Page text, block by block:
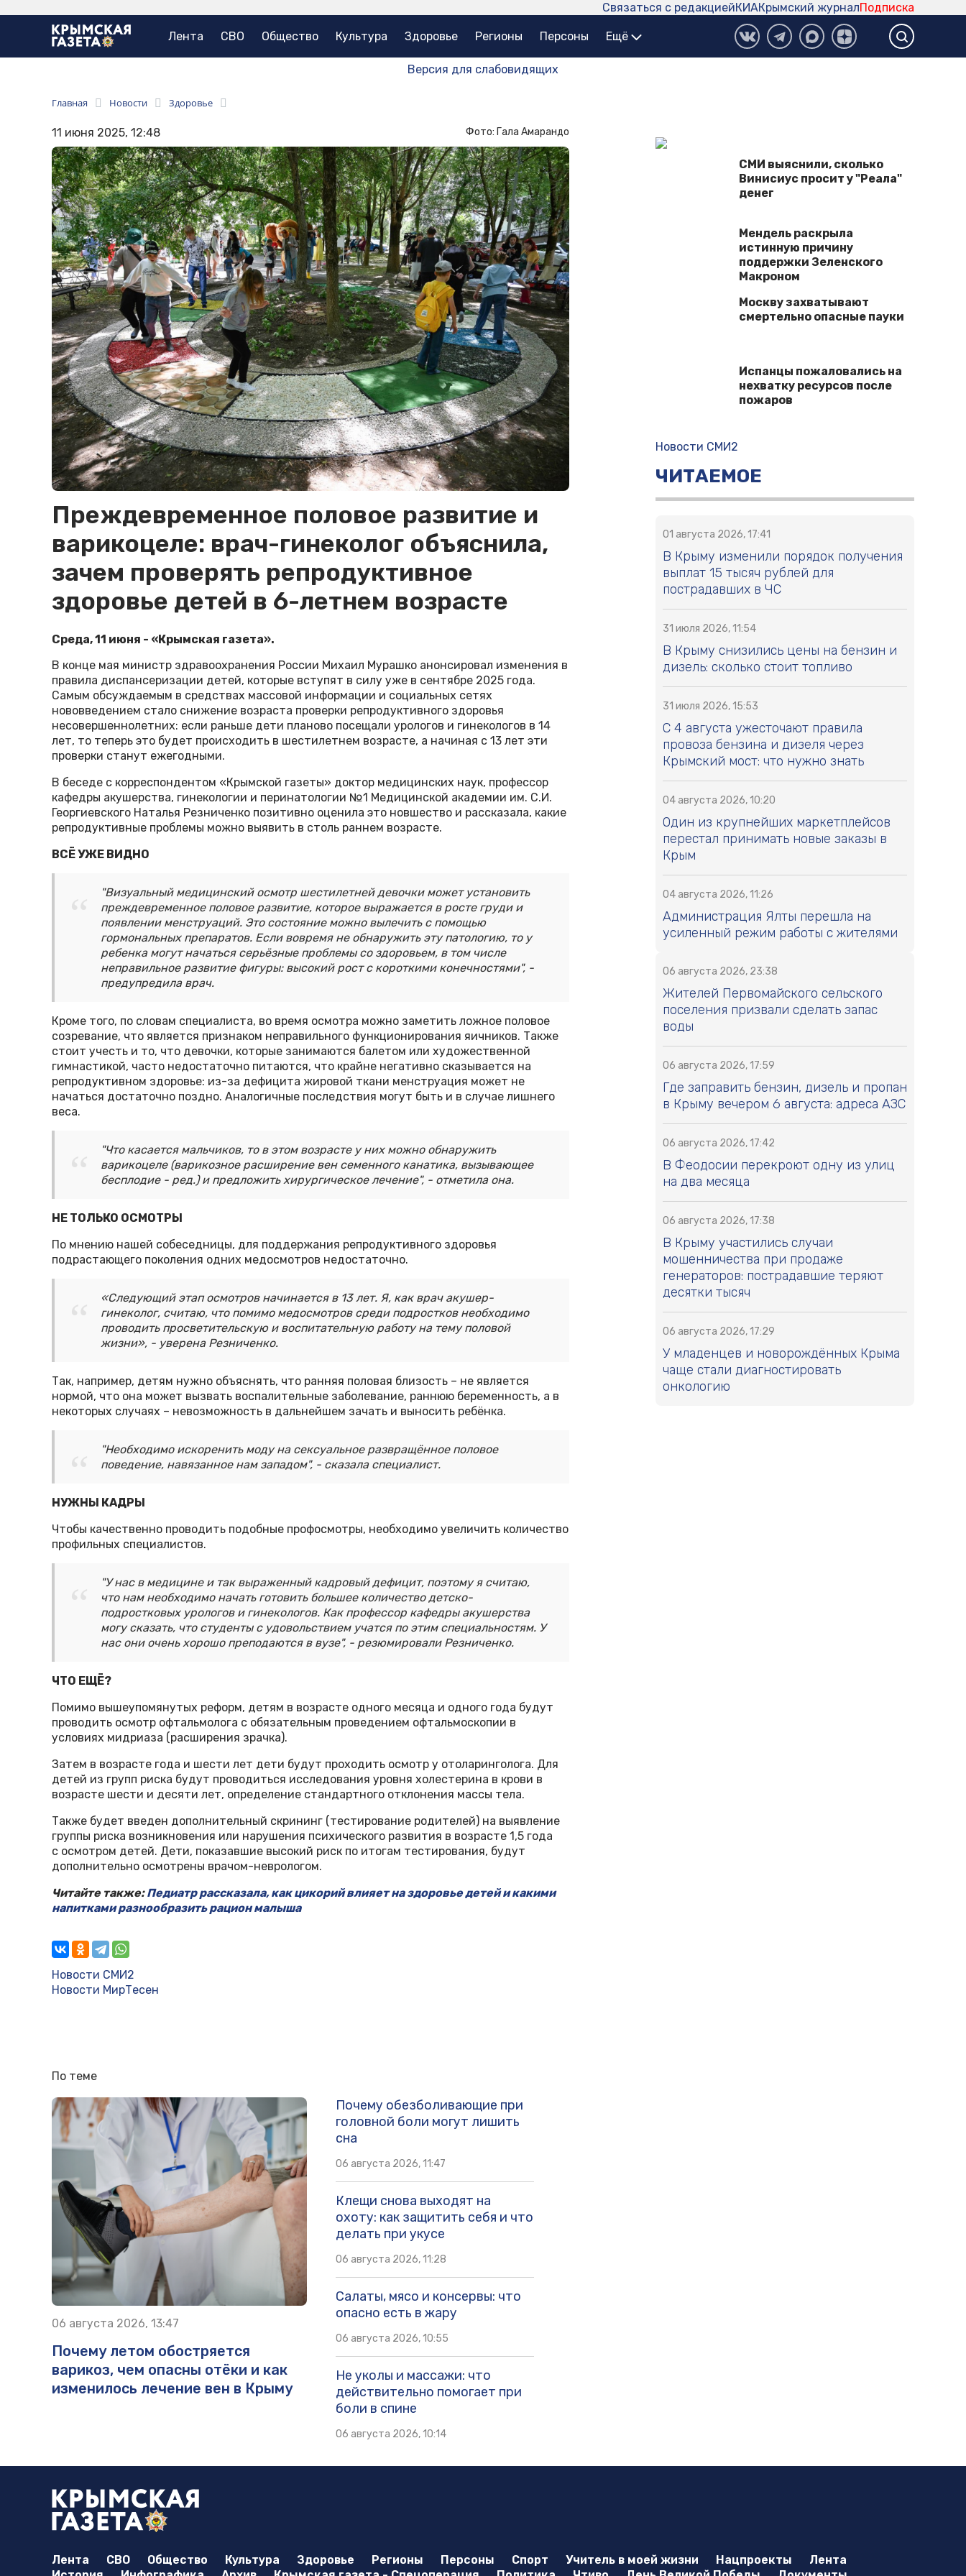
Подписка
Крымский журнал
КИА
Связаться с редакцией
Лента СВО Общество Культура Здоровье Регионы Персоны Ещё
Версия для слабовидящих
Главная Новости Здоровье
11 июня 2025, 12:48 Фото: Гала Амарандо
Преждевременное половое развитие и
варикоцеле: врач-гинеколог объяснила,
зачем проверять репродуктивное
здоровье детей в 6-летнем возрасте
Среда, 11 июня - «Крымская газета».
В конце мая министр здравоохранения России Михаил Мурашко анонсировал изменения в
правила диспансеризации детей, которые вступят в силу уже в сентябре 2025 года.
Самым обсуждаемым в средствах массовой информации и социальных сетях
нововведением стало снижение возраста проверки репродуктивного здоровья
несовершеннолетних: если раньше дети планово посещали урологов и гинекологов в 14
лет, то теперь это будет происходить в шестилетнем возрасте, а начиная с 13 лет эти
проверки станут ежегодными.
В беседе с корреспондентом «Крымской газеты» доктор медицинских наук, профессор
кафедры акушерства, гинекологии и перинатологии №1 Медицинской академии им. С.И.
Георгиевского Наталья Резниченко позитивно оценила это новшество и рассказала, какие
репродуктивные проблемы можно выявить в столь раннем возрасте.
ВСЁ УЖЕ ВИДНО
"Визуальный медицинский осмотр шестилетней девочки может установить
преждевременное половое развитие, которое выражается в росте груди и
появлении менструаций. Это состояние можно вылечить с помощью
гормональных препаратов. Если вовремя не обнаружить эту патологию, то у
ребенка могут начаться серьёзные проблемы со здоровьем, в том числе
неправильное развитие фигуры: высокий рост с короткими конечностями", -
предупредила врач.
Кроме того, по словам специалиста, во время осмотра можно заметить ложное половое
созревание, что является признаком неправильного функционирования яичников. Также
стоит учесть и то, что девочки, которые занимаются балетом или художественной
гимнастикой, часто недостаточно питаются, что крайне негативно сказывается на
репродуктивном здоровье: из-за дефицита жировой ткани менструация может не
начаться достаточно поздно. Аналогичные последствия могут быть и в случае лишнего
веса.
"Что касается мальчиков, то в этом возрасте у них можно обнаружить
варикоцеле (варикозное расширение вен семенного канатика, вызывающее
бесплодие - ред.) и предложить хирургическое лечение", - отметила она.
НЕ ТОЛЬКО ОСМОТРЫ
По мнению нашей собеседницы, для поддержания репродуктивного здоровья
подрастающего поколения одних медосмотров недостаточно.
«Следующий этап осмотров начинается в 13 лет. Я, как врач акушер-
гинеколог, считаю, что помимо медосмотров среди подростков необходимо
проводить просветительскую и воспитательную работу на тему половой
жизни», - уверена Резниченко.
Так, например, детям нужно объяснять, что ранняя половая близость – не является
нормой, что она может вызвать воспалительные заболевание, раннюю беременность, а в
некоторых случаях – невозможность в дальнейшем зачать и выносить ребёнка.
"Необходимо искоренить моду на сексуальное развращённое половое
поведение, навязанное нам западом", - сказала специалист.
НУЖНЫ КАДРЫ
Чтобы качественно проводить подобные профосмотры, необходимо увеличить количество
профильных специалистов.
"У нас в медицине и так выраженный кадровый дефицит, поэтому я считаю,
что нам необходимо начать готовить большее количество детско-
подростковых урологов и гинекологов. Как профессор кафедры акушерства
могу сказать, что студенты с удовольствием учатся по этим специальностям. У
нас они очень хорошо преподаются в вузе", - резюмировали Резниченко.
ЧТО ЕЩЁ?
Помимо вышеупомянутых реформ, детям в возрасте одного месяца и одного года будут
проводить осмотр офтальмолога с обязательным проведением офтальмоскопии в
условиях мидриаза (расширения зрачка).
Затем в возрасте года и шести лет дети будут проходить осмотр у отоларинголога. Для
детей из групп риска будут проводиться исследования уровня холестерина в крови в
возрасте шести и десяти лет, определение стандартного отклонения массы тела.
Также будет введен дополнительный скрининг (тестирование родителей) на выявление
группы риска возникновения или нарушения психического развития в возрасте 1,5 года
с осмотром детей. Дети, показавшие высокий риск по итогам тестирования, будут
дополнительно осмотрены врачом-неврологом.
Читайте также:Педиатр рассказала, как цикорий влияет на здоровье детей и какими
напитками разнообразить рацион малыша
Новости СМИ2
Новости МирТесен
По теме
06 августа 2026, 13:47
Почему летом обостряется
варикоз, чем опасны отёки и как
изменилось лечение вен в Крыму
Почему обезболивающие при
головной боли могут лишить
сна
06 августа 2026, 11:47
Клещи снова выходят на
охоту: как защитить себя и что
делать при укусе
06 августа 2026, 11:28
Салаты, мясо и консервы: что
опасно есть в жару
06 августа 2026, 10:55
Не уколы и массажи: что
действительно помогает при
боли в спине
06 августа 2026, 10:14
СМИ выяснили, сколько
Винисиус просит у "Реала"
денег
Мендель раскрыла
истинную причину
поддержки Зеленского
Макроном
Москву захватывают
смертельно опасные пауки
Испанцы пожаловались на
нехватку ресурсов после
пожаров
Новости СМИ2
ЧИТАЕМОЕ
01 августа 2026, 17:41
В Крыму изменили порядок получения
выплат 15 тысяч рублей для
пострадавших в ЧС
31 июля 2026, 11:54
В Крыму снизились цены на бензин и
дизель: сколько стоит топливо
31 июля 2026, 15:53
С 4 августа ужесточают правила
провоза бензина и дизеля через
Крымский мост: что нужно знать
04 августа 2026, 10:20
Один из крупнейших маркетплейсов
перестал принимать новые заказы в
Крым
04 августа 2026, 11:26
Администрация Ялты перешла на
усиленный режим работы с жителями
06 августа 2026, 23:38
Жителей Первомайского сельского
поселения призвали сделать запас
воды
06 августа 2026, 17:59
Где заправить бензин, дизель и пропан
в Крыму вечером 6 августа: адреса АЗС
06 августа 2026, 17:42
В Феодосии перекроют одну из улиц
на два месяца
06 августа 2026, 17:38
В Крыму участились случаи
мошенничества при продаже
генераторов: пострадавшие теряют
десятки тысяч
06 августа 2026, 17:29
У младенцев и новорождённых Крыма
чаще стали диагностировать
онкологию
Лента СВО Общество Культура Здоровье Регионы Персоны Спорт Учитель в моей жизни Нацпроекты
Лента